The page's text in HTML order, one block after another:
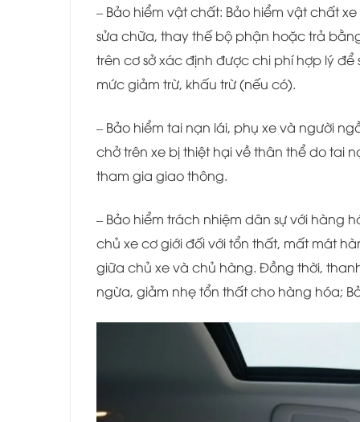
– Bảo hiểm vật chất: Bảo hiểm vật chất
sửa chữa, thay thế bộ phận hoặc trả
trên cơ sở xác định được chi phí hợp lý
mức giảm trừ, khấu trừ (nếu có).
– Bảo hiểm tai nạn lái, phụ xe và người
chở trên xe bị thiệt hại về thân thể do tai
tham gia giao thông.
– Bảo hiểm trách nhiệm dân sự với hàng
chủ xe cơ giới đối với tổn thất, mất mát
giữa chủ xe và chủ hàng. Đồng thời,
ngừa, giảm nhẹ tổn thất cho hàng hóa;